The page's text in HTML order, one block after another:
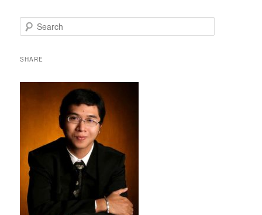
e
rSHARE